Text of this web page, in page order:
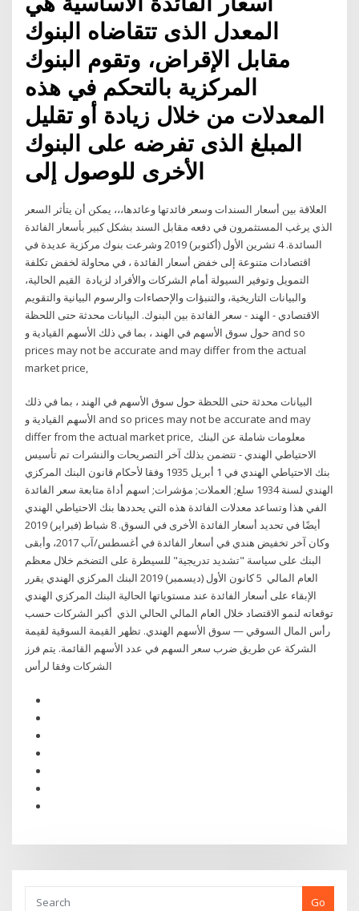
المعدل الذى تتقاضاه البنوك
مقابل الإقراض، وتقوم البنوك
المركزية بالتحكم في هذه
المعدلات من خلال زيادة أو تقليل
المبلغ الذى تفرضه على البنوك
الأخرى للوصول إلى
العلاقة بين أسعار السندات وسعر فائدتها وعائدها،،، يمكن أن يتأثر السعر
الذي يرغب المستثمرون في دفعه مقابل السند بشكل كبير بأسعار الفائدة
السائدة. 4 تشرين الأول (أكتوبر) 2019 وشرعت بنوك مركزية عديدة في
اقتصادات متنوعة إلى خفض أسعار الفائدة ، في محاولة لخفض تكلفة
التمويل وتوفير السيولة أمام الشركات والأفراد لزيادة القيم الحالية،
والبيانات التاريخية، والتنبؤات والإحصاءات والرسوم البيانية والتقويم
الاقتصادي - الهند - سعر الفائدة بين البنوك. البيانات محدثة حتى اللحظة
حول سوق الأسهم في الهند ، بما في ذلك الأسهم القيادية و and so
prices may not be accurate and may differ from the actual
market price,
البيانات محدثة حتى اللحظة حول سوق الأسهم في الهند ، بما في ذلك
الأسهم القيادية و and so prices may not be accurate and may
differ from the actual market price, معلومات شاملة عن البنك
الاحتياطي الهندي - تتضمن بذلك آخر التصريحات والنشرات تم تأسيس
بنك الاحتياطي الهندي في 1 أبريل 1935 وفقا لأحكام قانون البنك المركزي
الهندي لسنة 1934 سلع; العملات; مؤشرات; اسهم أداة متابعة سعر الفائدة
الفي هذا وتساعد معدلات الفائدة هذه التي يحددها بنك الاحتياطي الهندي
أيضًا في تحديد أسعار الفائدة الأخرى في السوق. 8 شباط (فبراير) 2019
وكان آخر تخفيض هندي في أسعار الفائدة في أغسطس/آب 2017، وأبقى
البنك على سياسة "تشديد تدريجية" للسيطرة على التضخم خلال معظم
العام المالي 5 كانون الأول (ديسمبر) 2019 البنك المركزي الهندي يقرر
الإبقاء على أسعار الفائدة عند مستوياتها الحالية البنك المركزي الهندي
توقعاته لنمو الاقتصاد خلال العام المالي الحالي الذي أكبر الشركات حسب
رأس المال السوقي — سوق الأسهم الهندي. تظهر القيمة السوقية لقيمة
الشركة عن طريق ضرب سعر السهم في عدد الأسهم القائمة. يتم فرز
Go